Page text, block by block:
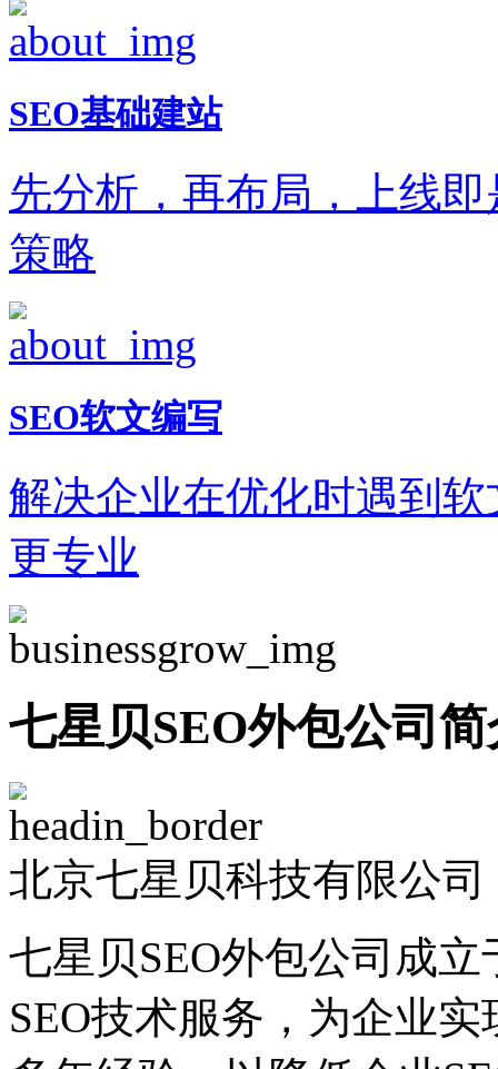
SEO基础建站
先分析，再布局，上线
策略
SEO软文编写
解决企业在优化时遇到
更专业
七星贝SEO外包公司简
北京七星贝科技有限公
七星贝SEO外包公司成
SEO技术服务，为企业